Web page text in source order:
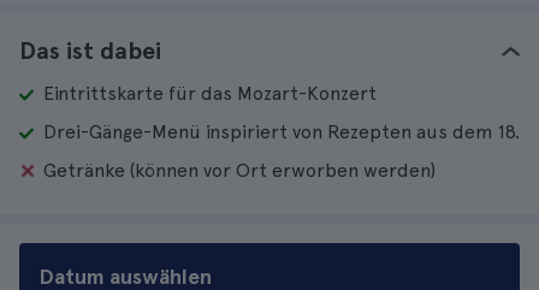
Das ist dabei
Eintrittskarte für das Mozart-Konzert
Drei-Gänge-Menü inspiriert von Rezepten aus dem 18.
Getränke (können vor Ort erworben werden)
Datum auswählen